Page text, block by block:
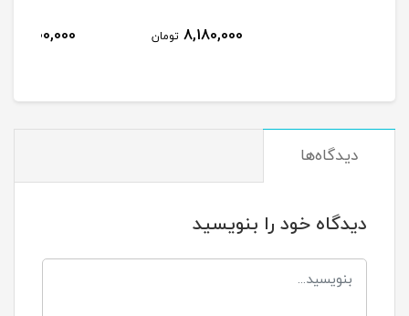
تومان تومان
دیدگاه‌ها
دیدگاه خود را بنویسید